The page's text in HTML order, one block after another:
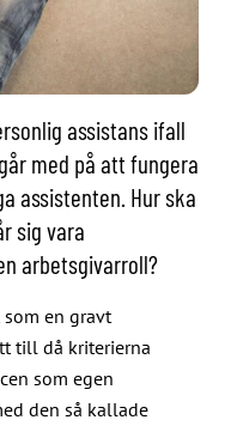
assistans ifall
med på att fungera
assistenten. Hur ska
sig vara
arbetsgivarroll?
en gravt
till då kriterierna
som egen
den så kallade